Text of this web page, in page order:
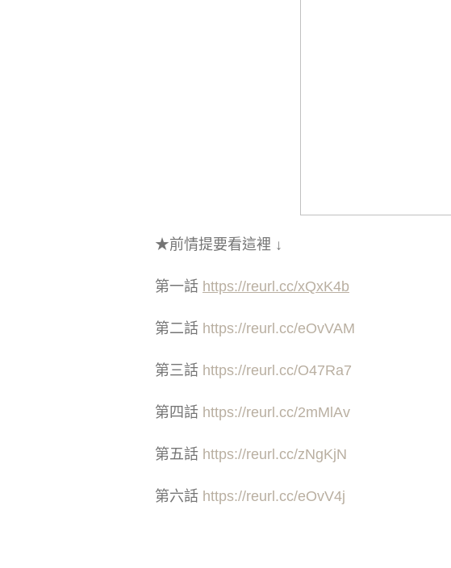
★前情提要看這裡 ↓
第一話 https://reurl.cc/xQxK4b
第二話 https://reurl.cc/eOvVAM
第三話 https://reurl.cc/O47Ra7
第四話 https://reurl.cc/2mMlAv
第五話 https://reurl.cc/zNgKjN
第六話 https://reurl.cc/eOvV4j